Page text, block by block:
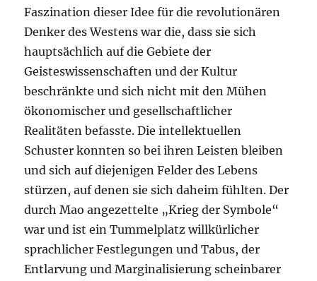
Faszination dieser Idee für die revolutionären
Denker des Westens war die, dass sie sich
hauptsächlich auf die Gebiete der
Geisteswissenschaften und der Kultur
beschränkte und sich nicht mit den Mühen
ökonomischer und gesellschaftlicher
Realitäten befasste. Die intellektuellen
Schuster konnten so bei ihren Leisten bleiben
und sich auf diejenigen Felder des Lebens
stürzen, auf denen sie sich daheim fühlten. Der
durch Mao angezettelte „Krieg der Symbole“
war und ist ein Tummelplatz willkürlicher
sprachlicher Festlegungen und Tabus, der
Entlarvung und Marginalisierung scheinbarer